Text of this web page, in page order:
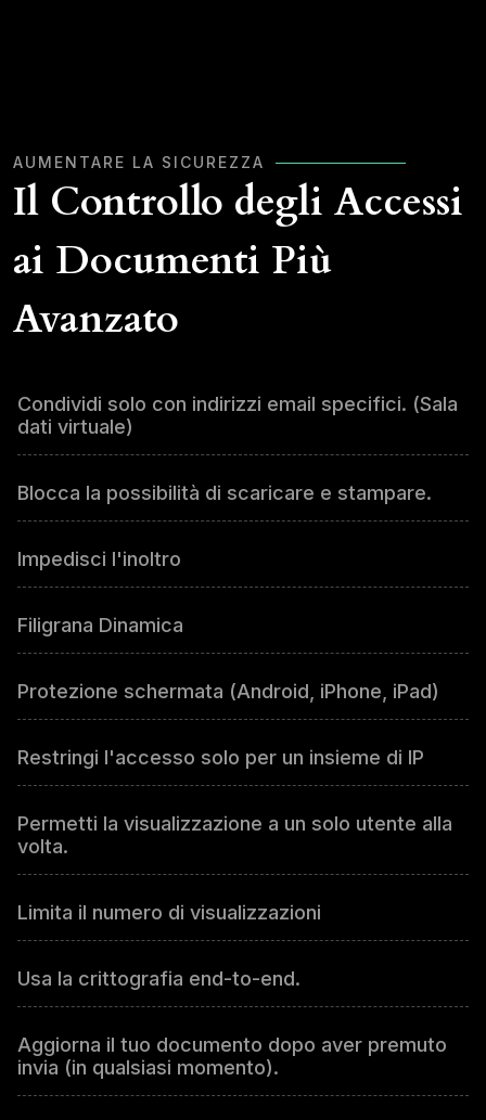
AUMENTARE LA SICUREZZA
Il Controllo degli Accessi
ai Documenti Più
Avanzato
Condividi solo con indirizzi email specifici. (Sala
dati virtuale)
Blocca la possibilità di scaricare e stampare.
Impedisci l'inoltro
Filigrana Dinamica
Protezione schermata (Android, iPhone, iPad)
Restringi l'accesso solo per un insieme di IP
Permetti la visualizzazione a un solo utente alla
volta.
Limita il numero di visualizzazioni
Usa la crittografia end-to-end.
Aggiorna il tuo documento dopo aver premuto
invia (in qualsiasi momento).